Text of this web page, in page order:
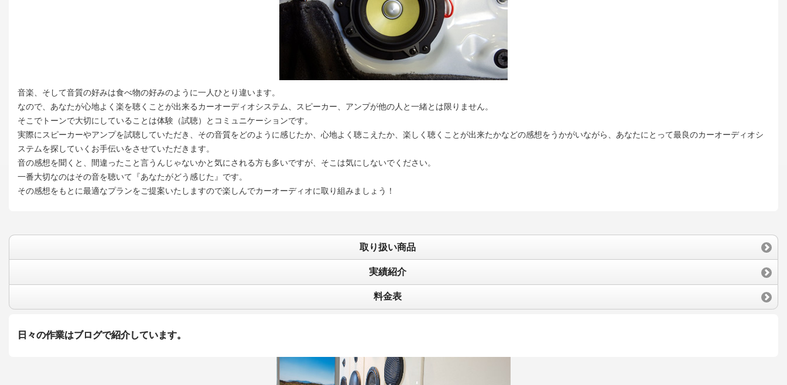
音楽、そして音質の好みは食べ物の好みのように一人ひとり違います。
なので、あなたが心地よく楽を聴くことが出来るカーオーディオシステム、スピーカー、アンプが他の人と一緒とは限りません。
そこでトーンで大切にしていることは体験（試聴）とコミュニケーションです。
実際にスピーカーやアンプを試聴していただき、その音質をどのように感じたか、心地よく聴こえたか、楽しく聴くことが出来たかなどの感想をうかがいながら、あなたにとって最良のカーオーディオシ
ステムを探していくお手伝いをさせていただきます。
音の感想を聞くと、間違ったこと言うんじゃないかと気にされる方も多いですが、そこは気にしないでください。
一番大切なのはその音を聴いて『あなたがどう感じた』です。
その感想をもとに最適なプランをご提案いたしますので楽しんでカーオーディオに取り組みましょう！
取り扱い商品
実績紹介
料金表
日々の作業はブログで紹介しています。